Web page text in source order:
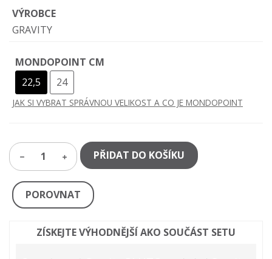
VÝROBCE
GRAVITY
MONDOPOINT CM
22,5
24
JAK SI VYBRAT SPRÁVNOU VELIKOST A CO JE MONDOPOINT
1 PŘIDAT DO KOŠÍKU
POROVNAT
ZÍSKEJTE VÝHODNĚJŠÍ AKO SOUČÁST SETU